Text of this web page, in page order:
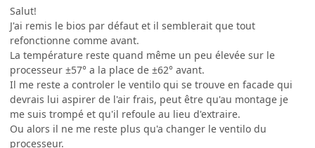
Salut!
J'ai remis le bios par défaut et il semblerait que tout
refonctionne comme avant.
La température reste quand même un peu élevée sur le
processeur ±57° a la place de ±62° avant.
Il me reste a controler le ventilo qui se trouve en facade qui
devrais lui aspirer de l'air frais, peut être qu'au montage je
me suis trompé et qu'il refoule au lieu d'extraire.
Ou alors il ne me reste plus qu'a changer le ventilo du
processeur.